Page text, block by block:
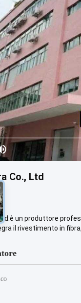
Co., Ltd
un produttore
il rivestimento in fibra,